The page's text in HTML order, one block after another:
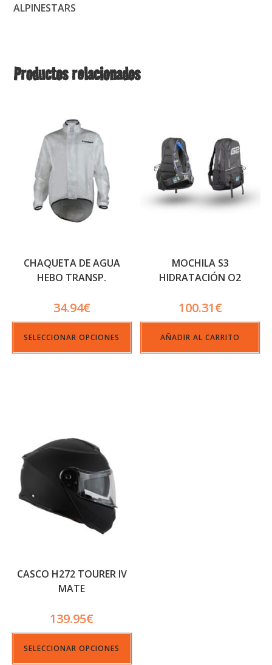
ALPINESTARS
Productos relacionados
CHAQUETA DE AGUA
HEBO TRANSP.
34.94€
SELECCIONAR OPCIONES
MOCHILA S3
HIDRATACIÓN O2
100.31€
AÑADIR AL CARRITO
CASCO H272 TOURER IV
MATE
139.95€
SELECCIONAR OPCIONES